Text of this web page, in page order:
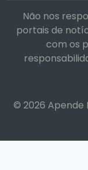
Não nos
portais de
com os
© 2026 Apende